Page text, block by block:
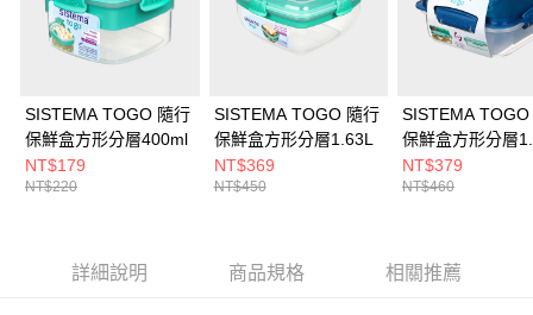
SISTEMA TOGO 隨行
保鮮盒方形分層400ml
NT$179
NT$220
SISTEMA TOGO 隨行
保鮮盒方形分層1.63L
NT$369
NT$450
SISTEMA TOGO
保鮮盒方形分層
NT$379
NT$460
詳細說明 商品規格 相關推薦